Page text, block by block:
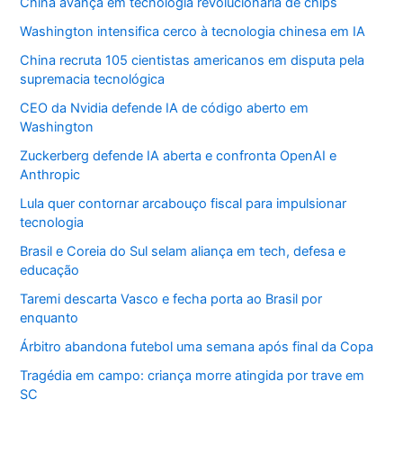
Washington intensifica cerco à tecnologia chinesa em IA
China recruta 105 cientistas americanos em disputa pela
supremacia tecnológica
CEO da Nvidia defende IA de código aberto em
Washington
Zuckerberg defende IA aberta e confronta OpenAI e
Anthropic
Lula quer contornar arcabouço fiscal para impulsionar
tecnologia
Brasil e Coreia do Sul selam aliança em tech, defesa e
educação
Taremi descarta Vasco e fecha porta ao Brasil por
enquanto
Árbitro abandona futebol uma semana após final da Copa
Tragédia em campo: criança morre atingida por trave em
SC